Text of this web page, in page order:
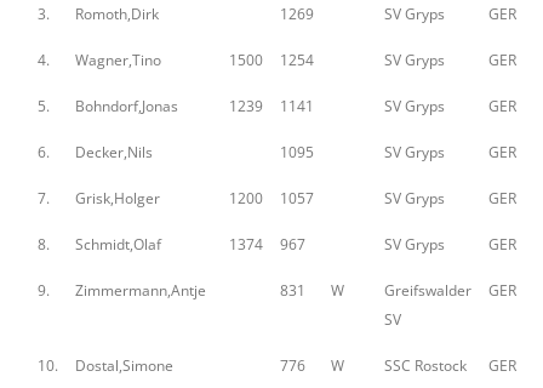
3. Romoth,Dirk 1269 SV Gryps GER
4. Wagner,Tino 1500 1254 SV Gryps GER
5. Bohndorf,Jonas 1239 1141 SV Gryps GER
6. Decker,Nils 1095 SV Gryps GER
7. Grisk,Holger 1200 1057 SV Gryps GER
8. Schmidt,Olaf 1374 967 SV Gryps GER
9. Zimmermann,Antje 831 W
Greifswalder
SV
GER
10. Dostal,Simone 776 W SSC Rostock GER